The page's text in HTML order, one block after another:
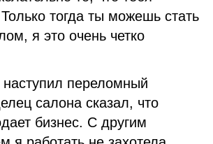
тогда ты можешь стать
я это очень четко
переломный
салона сказал, что
бизнес. С другим